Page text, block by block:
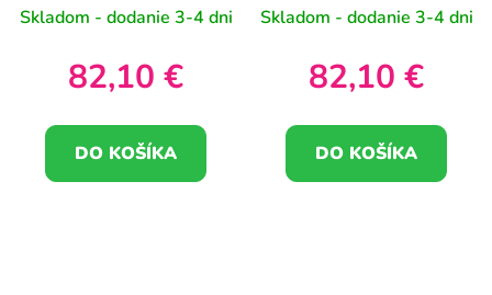
Skladom - dodanie 3-4 dni
82,10 €
DO KOŠÍKA
Skladom - dodanie 3-4 dni
82,10 €
DO KOŠÍKA